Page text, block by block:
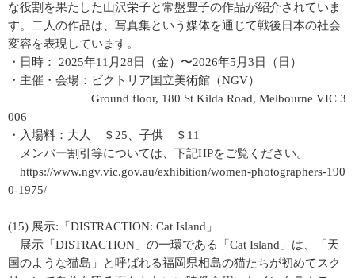
な役割を果たした山沢栄子と常盤豊子の作品が紹介されていま
す。二人の作品は、写真集という媒体を通じて戦後日本の社会
変容を表現しています。
・日時： 2025年11月28日（金）〜2026年5月3日（日）
・主催・会場：ビクトリア国立美術館（NGV）
Ground floor, 180 St Kilda Road, Melbourne VIC 3
006
・入場料：大人 ＄25、子供 ＄11
メンバー割引等については、下記HPをご覧ください。
https://www.ngv.vic.gov.au/exhibition/women-photographers-190
0-1975/
(15) 展示:「DISTRACTION: Cat Island」
展示「DISTRACTION」の一環である「Cat Island」は、「天
国のような猫島」と呼ばれる福岡県相島の猫たちが初めてスク